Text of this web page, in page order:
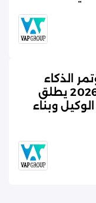
الذكاء
الاصطناعي العالمي بالرياض 2026 يطلق
وبناء